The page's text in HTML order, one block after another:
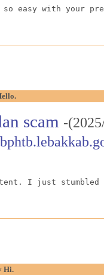
so easy with your
scam -
I just
Hi.